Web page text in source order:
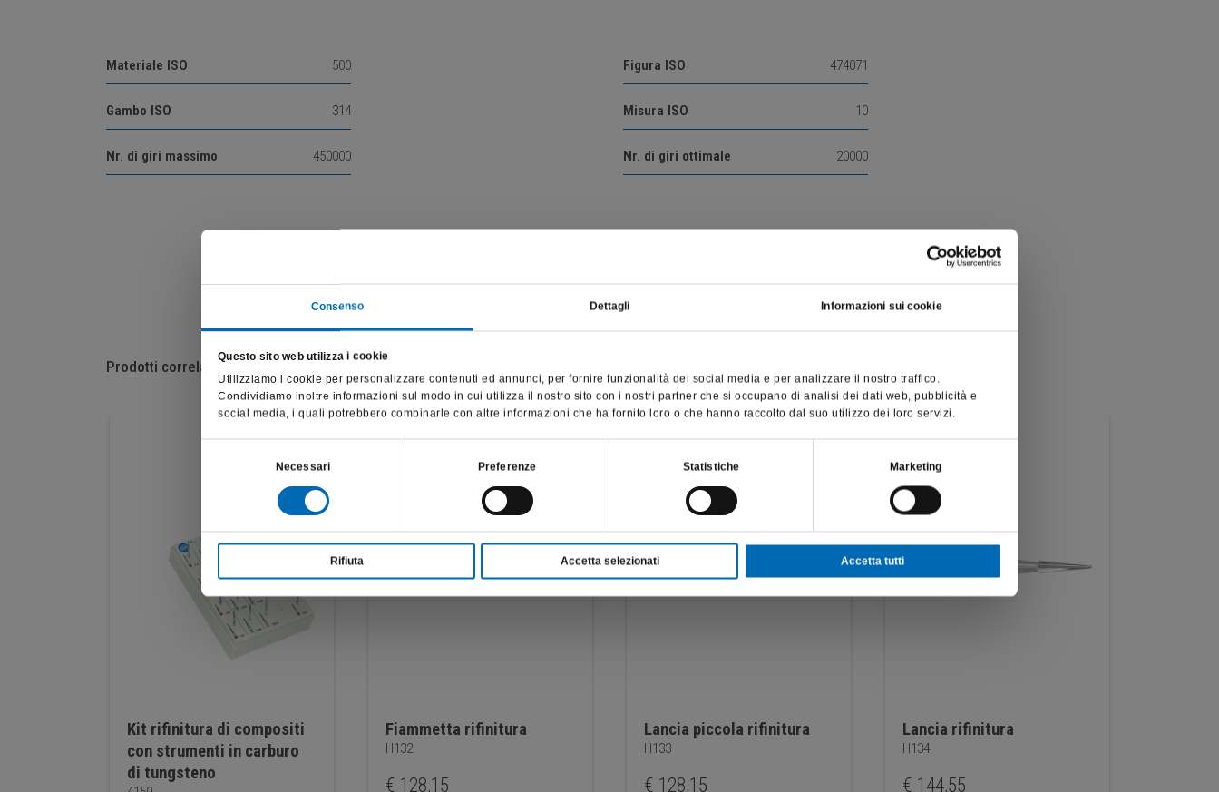
Consenso Dettagli Informazioni sui cookie
Questo sito web utilizza i cookie
Utilizziamo i cookie per personalizzare contenuti ed annunci, per fornire funzionalità dei social media e per analizzare il nostro traffico.
Condividiamo inoltre informazioni sul modo in cui utilizza il nostro sito con i nostri partner che si occupano di analisi dei dati web, pubblicità e
social media, i quali potrebbero combinarle con altre informazioni che ha fornito loro o che hanno raccolto dal suo utilizzo dei loro servizi.
Necessari Preferenze Statistiche Marketing
Rifiuta Accetta selezionati Accetta tutti
Materiale ISO 500 Figura ISO 474071
Gambo ISO 314 Misura ISO 10
Nr. di giri massimo 450000 Nr. di giri ottimale 20000
Prodotti correlati
Kit rifinitura di compositi
con strumenti in carburo
di tungsteno
Fiammetta rifinitura
H132
€ 128,15
Lancia piccola rifinitura
H133
€ 128,15
Lancia rifinitura
H134
€ 144,55
del paziente; pertanto, per visitare il sito, dichiaro di essere un
operatore sanitario.
SONO UN OPERATORE SANITARIO